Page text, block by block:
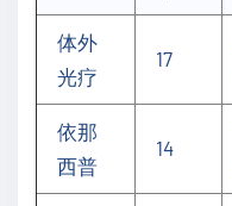
体外
光疗
17
依那
西普
14